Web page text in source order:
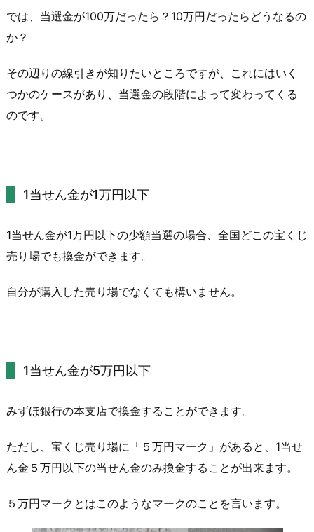
では、当選金が100万だったら？10万円だったらどうなるの
か？
その辺りの線引きが知りたいところですが、これにはいく
つかのケースがあり、当選金の段階によって変わってくる
のです。
1当せん金が1万円以下
1当せん金が1万円以下の少額当選の場合、全国どこの宝くじ
売り場でも換金ができます。
自分が購入した売り場でなくても構いません。
1当せん金が5万円以下
みずほ銀行の本支店で換金することができます。
ただし、宝くじ売り場に「５万円マーク」があると、1当せ
ん金５万円以下の当せん金のみ換金することが出来ます。
５万円マークとはこのようなマークのことを言います。